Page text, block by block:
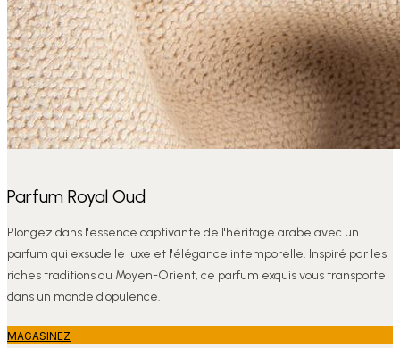
Parfum Royal Oud
Plongez dans l'essence captivante de l'héritage arabe avec un
parfum qui exsude le luxe et l'élégance intemporelle. Inspiré par les
riches traditions du Moyen-Orient, ce parfum exquis vous transporte
dans un monde d'opulence.
MAGASINEZ